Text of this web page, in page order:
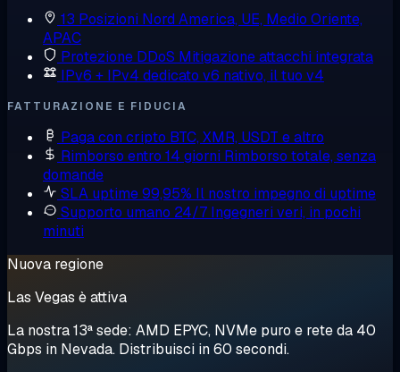
13 Posizioni Nord America, UE, Medio Oriente,
APAC
Protezione DDoS Mitigazione attacchi integrata
IPv6 + IPv4 dedicato v6 nativo, il tuo v4
FATTURAZIONE E FIDUCIA
Paga con cripto BTC, XMR, USDT e altro
Rimborso entro 14 giorni Rimborso totale, senza
domande
SLA uptime 99,95% Il nostro impegno di uptime
Supporto umano 24/7 Ingegneri veri, in pochi
minuti
Nuova regione
Las Vegas è attiva
La nostra 13ª sede: AMD EPYC, NVMe puro e rete da 40
Gbps in Nevada. Distribuisci in 60 secondi.